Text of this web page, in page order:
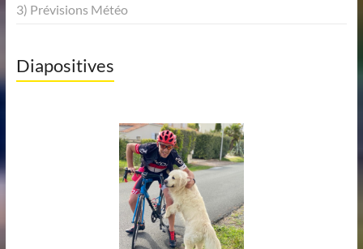
3) Prévisions Météo
Diapositives